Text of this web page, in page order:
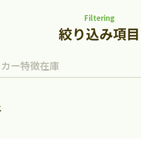
Filtering
絞り込み項目
ー特徴在庫